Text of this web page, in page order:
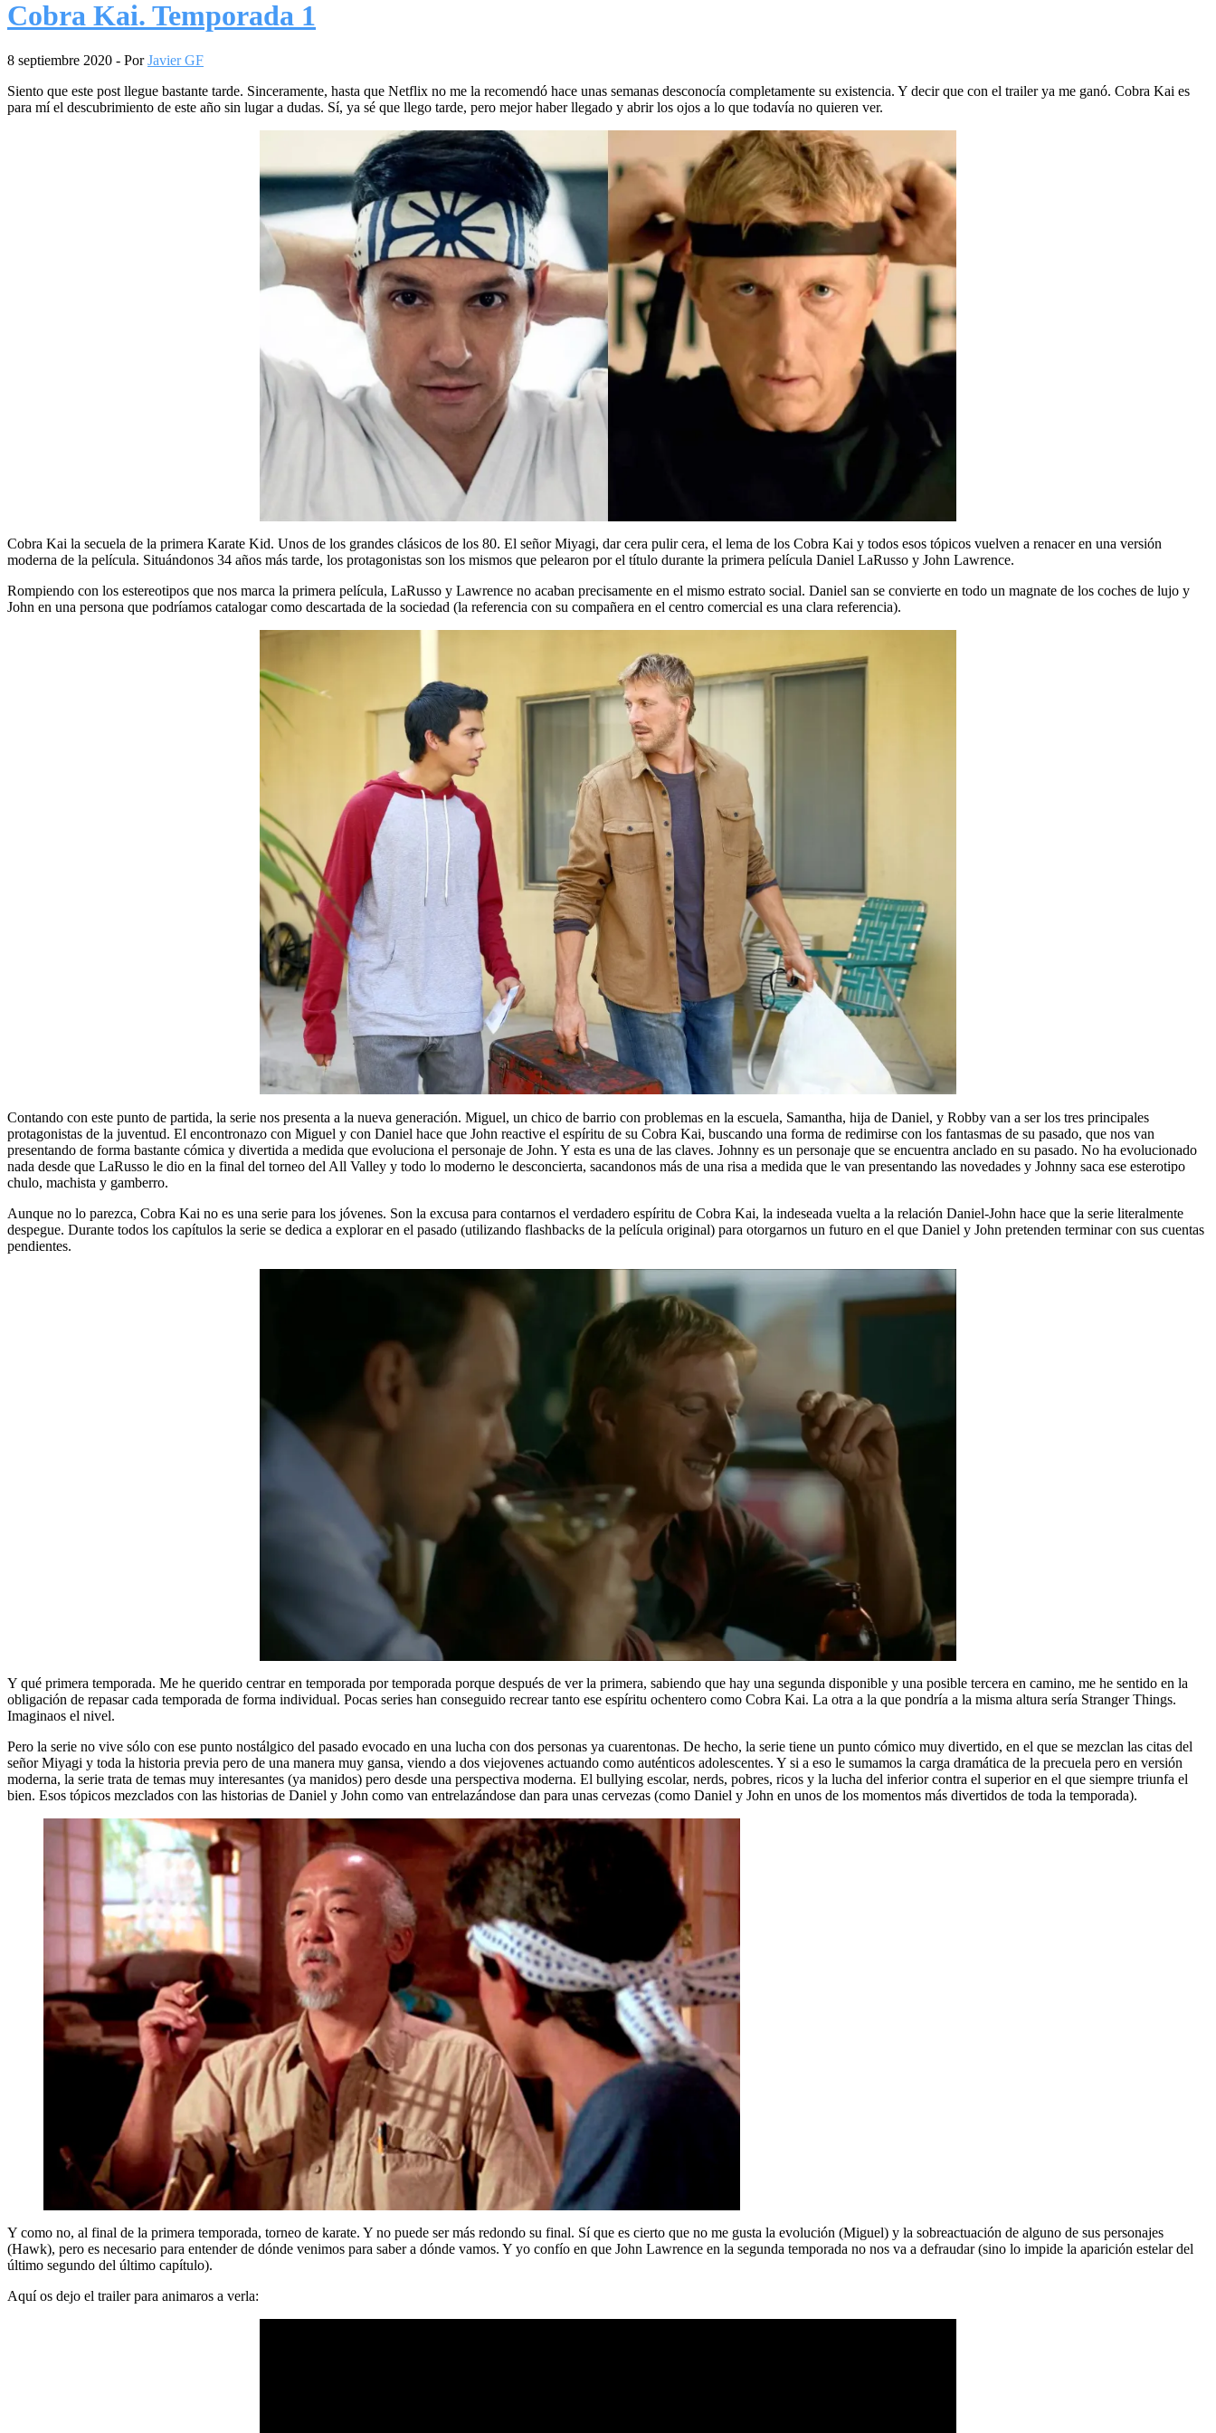
Cobra Kai. Temporada 1
8 septiembre 2020 - PorJavier GF
Siento que este post llegue bastante tarde. Sinceramente, hasta que Netflix no me la recomendó hace unas semanas desconocía completamente su existencia. Y decir que con el trailer ya me ganó. Cobra Kai es
para mí el descubrimiento de este año sin lugar a dudas. Sí, ya sé que llego tarde, pero mejor haber llegado y abrir los ojos a lo que todavía no quieren ver.
Cobra Kai la secuela de la primera Karate Kid. Unos de los grandes clásicos de los 80. El señor Miyagi, dar cera pulir cera, el lema de los Cobra Kai y todos esos tópicos vuelven a renacer en una versión
moderna de la película. Situándonos 34 años más tarde, los protagonistas son los mismos que pelearon por el título durante la primera película Daniel LaRusso y John Lawrence.
Rompiendo con los estereotipos que nos marca la primera película, LaRusso y Lawrence no acaban precisamente en el mismo estrato social. Daniel san se convierte en todo un magnate de los coches de lujo y
John en una persona que podríamos catalogar como descartada de la sociedad (la referencia con su compañera en el centro comercial es una clara referencia).
Contando con este punto de partida, la serie nos presenta a la nueva generación. Miguel, un chico de barrio con problemas en la escuela, Samantha, hija de Daniel, y Robby van a ser los tres principales
protagonistas de la juventud. El encontronazo con Miguel y con Daniel hace que John reactive el espíritu de su Cobra Kai, buscando una forma de redimirse con los fantasmas de su pasado, que nos van
presentando de forma bastante cómica y divertida a medida que evoluciona el personaje de John. Y esta es una de las claves. Johnny es un personaje que se encuentra anclado en su pasado. No ha evolucionado
nada desde que LaRusso le dio en la final del torneo del All Valley y todo lo moderno le desconcierta, sacandonos más de una risa a medida que le van presentando las novedades y Johnny saca ese esterotipo
chulo, machista y gamberro.
Aunque no lo parezca, Cobra Kai no es una serie para los jóvenes. Son la excusa para contarnos el verdadero espíritu de Cobra Kai, la indeseada vuelta a la relación Daniel-John hace que la serie literalmente
despegue. Durante todos los capítulos la serie se dedica a explorar en el pasado (utilizando flashbacks de la película original) para otorgarnos un futuro en el que Daniel y John pretenden terminar con sus cuentas
pendientes.
Y qué primera temporada. Me he querido centrar en temporada por temporada porque después de ver la primera, sabiendo que hay una segunda disponible y una posible tercera en camino, me he sentido en la
obligación de repasar cada temporada de forma individual. Pocas series han conseguido recrear tanto ese espíritu ochentero como Cobra Kai. La otra a la que pondría a la misma altura sería Stranger Things.
Imaginaos el nivel.
Pero la serie no vive sólo con ese punto nostálgico del pasado evocado en una lucha con dos personas ya cuarentonas. De hecho, la serie tiene un punto cómico muy divertido, en el que se mezclan las citas del
señor Miyagi y toda la historia previa pero de una manera muy gansa, viendo a dos viejovenes actuando como auténticos adolescentes. Y si a eso le sumamos la carga dramática de la precuela pero en versión
moderna, la serie trata de temas muy interesantes (ya manidos) pero desde una perspectiva moderna. El bullying escolar, nerds, pobres, ricos y la lucha del inferior contra el superior en el que siempre triunfa el
bien. Esos tópicos mezclados con las historias de Daniel y John como van entrelazándose dan para unas cervezas (como Daniel y John en unos de los momentos más divertidos de toda la temporada).
Y como no, al final de la primera temporada, torneo de karate. Y no puede ser más redondo su final. Sí que es cierto que no me gusta la evolución (Miguel) y la sobreactuación de alguno de sus personajes
(Hawk), pero es necesario para entender de dónde venimos para saber a dónde vamos. Y yo confío en que John Lawrence en la segunda temporada no nos va a defraudar (sino lo impide la aparición estelar del
último segundo del último capítulo).
Aquí os dejo el trailer para animaros a verla: